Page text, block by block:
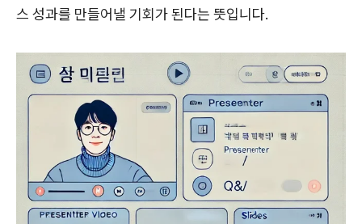
스 성과를 만들어낼 기회가 된다는 뜻입니다.